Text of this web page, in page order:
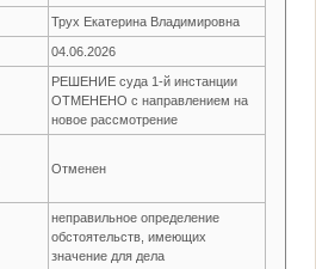
Трух Екатерина Владимировна
04.06.2026
РЕШЕНИЕ суда 1-й инстанции
ОТМЕНЕНО с направлением на
новое рассмотрение
Отменен
неправильное определение
обстоятельств, имеющих
значение для дела